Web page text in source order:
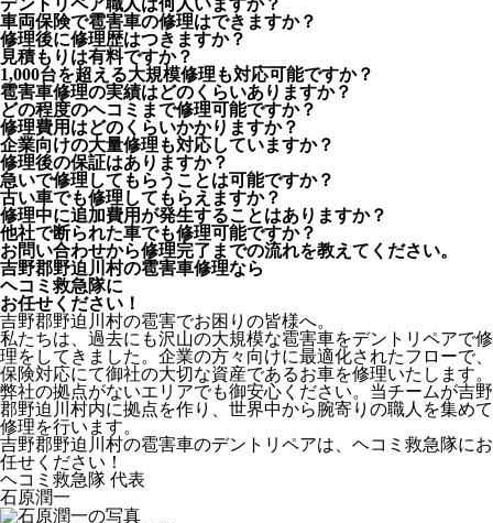
車両保険で雹害車の修理はできますか？
修理後に修理歴はつきますか？
見積もりは有料ですか？
1,000台を超える大規模修理も対応可能ですか？
雹害車修理の実績はどのくらいありますか？
どの程度のヘコミまで修理可能ですか？
修理費用はどのくらいかかりますか？
企業向けの大量修理も対応していますか？
修理後の保証はありますか？
急いで修理してもらうことは可能ですか？
古い車でも修理してもらえますか？
修理中に追加費用が発生することはありますか？
他社で断られた車でも修理可能ですか？
お問い合わせから修理完了までの流れを教えてください。
吉野郡野迫川村の雹害車修理なら
ヘコミ救急隊に
お任せください！
吉野郡野迫川村の雹害でお困りの皆様へ。
私たちは、過去にも沢山の大規模な雹害車をデントリペアで修
理をしてきました。企業の方々向けに最適化されたフローで、
保険対応にて御社の大切な資産であるお車を修理いたします。
弊社の拠点がないエリアでも御安心ください。当チームが吉野
郡野迫川村内に拠点を作り、世界中から腕寄りの職人を集めて
修理を行います。
吉野郡野迫川村の雹害車のデントリペアは、ヘコミ救急隊にお
任せください！
ヘコミ救急隊 代表
石原潤一